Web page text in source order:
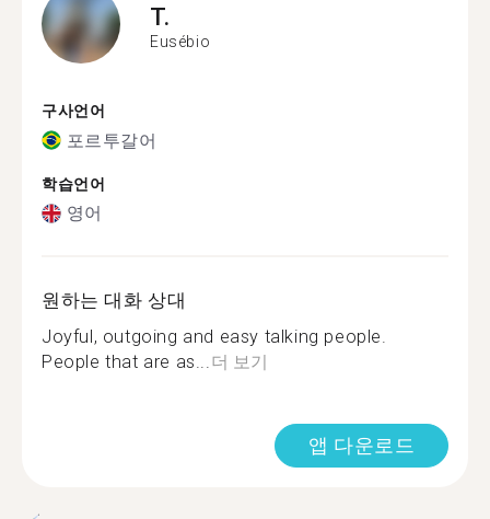
T.
Eusébio
구사언어
포르투갈어
학습언어
영어
원하는 대화 상대
Joyful, outgoing and easy talking people.
People that are as...더 보기
앱 다운로드